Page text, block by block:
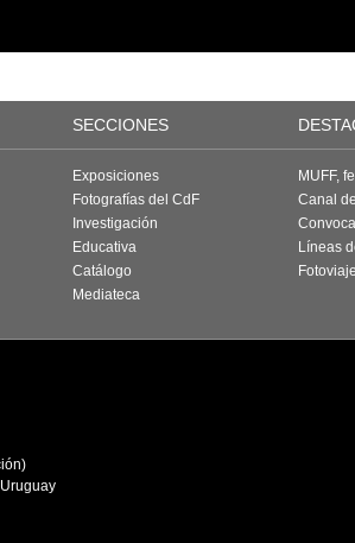
SECCIONES
Exposiciones
Fotografías del CdF
Investigación
Educativa
Catálogo
Mediateca
MUFF,
Canal
Líneas